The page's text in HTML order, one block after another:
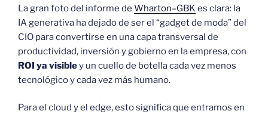
La gran foto del informe de Wharton–GBK es clara: la
IA generativa ha dejado de ser el “gadget de moda” del
CIO para convertirse en una capa transversal de
productividad, inversión y gobierno en la empresa, con
ROI ya visibley un cuello de botella cada vez menos
tecnológico y cada vez más humano.
Para el cloud y el edge, esto significa que entramos en